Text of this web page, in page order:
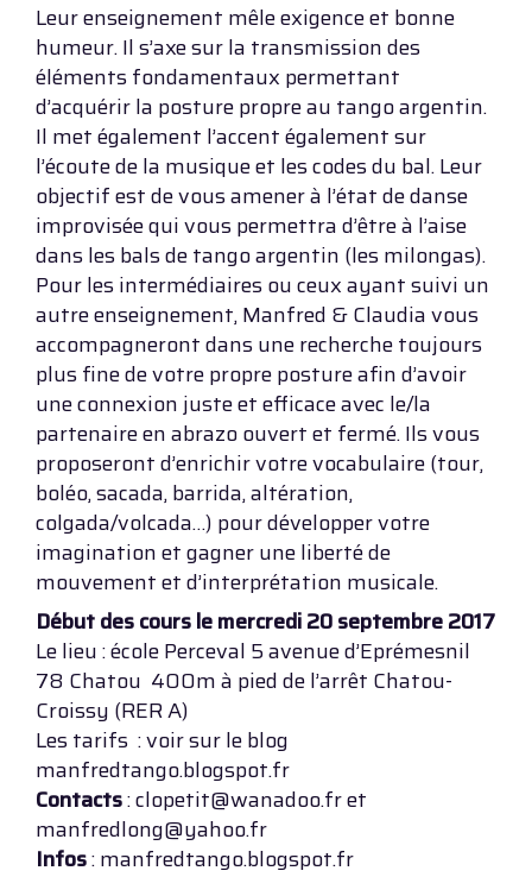
Leur enseignement mêle exigence et bonne
humeur. Il s’axe sur la transmission des
éléments fondamentaux permettant
d’acquérir la posture propre au tango argentin.
Il met également l’accent également sur
l’écoute de la musique et les codes du bal. Leur
objectif est de vous amener à l’état de danse
improvisée qui vous permettra d’être à l’aise
dans les bals de tango argentin (les milongas).
Pour les intermédiaires ou ceux ayant suivi un
autre enseignement, Manfred & Claudia vous
accompagneront dans une recherche toujours
plus fine de votre propre posture afin d’avoir
une connexion juste et efficace avec le/la
partenaire en abrazo ouvert et fermé. Ils vous
proposeront d’enrichir votre vocabulaire (tour,
boléo, sacada, barrida, altération,
colgada/volcada…) pour développer votre
imagination et gagner une liberté de
mouvement et d’interprétation musicale.
Début des cours le mercredi 20 septembre 2017
Le lieu : école Perceval 5 avenue d’Eprémesnil
78 Chatou 400m à pied de l’arrêt Chatou-
Croissy (RER A)
Les tarifs : voir sur le blog
manfredtango.blogspot.fr
Contacts: clopetit@wanadoo.fr et
manfredlong@yahoo.fr
Infos: manfredtango.blogspot.fr